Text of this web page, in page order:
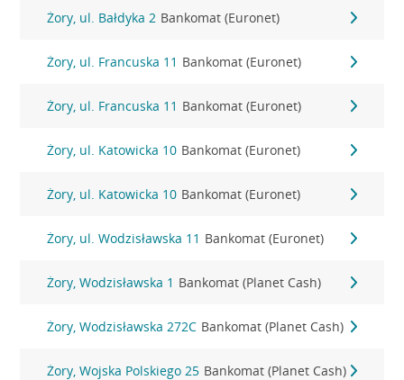
Żory, ul. Bałdyka 2 Bankomat (Euronet)
Żory, ul. Francuska 11 Bankomat (Euronet)
Żory, ul. Francuska 11 Bankomat (Euronet)
Żory, ul. Katowicka 10 Bankomat (Euronet)
Żory, ul. Katowicka 10 Bankomat (Euronet)
Żory, ul. Wodzisławska 11 Bankomat (Euronet)
Żory, Wodzisławska 1 Bankomat (Planet Cash)
Żory, Wodzisławska 272C Bankomat (Planet Cash)
Żory, Wojska Polskiego 25 Bankomat (Planet Cash)